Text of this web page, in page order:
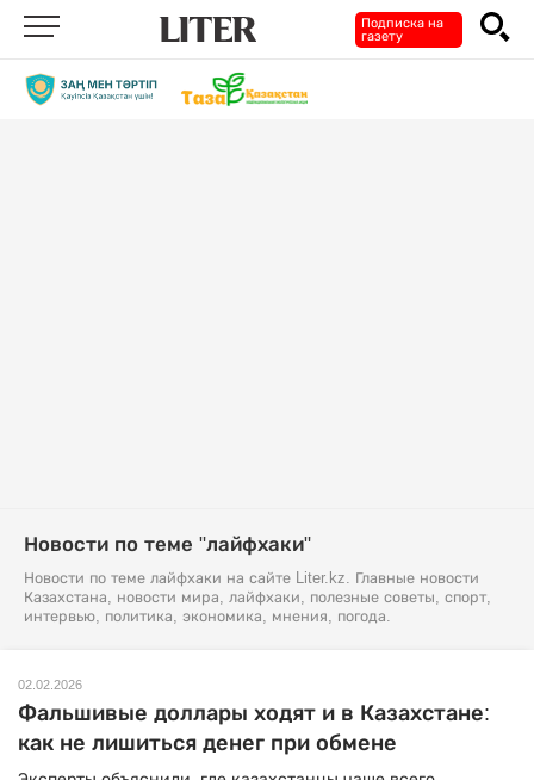
Подписка на
газету
Новости по теме "лайфхаки"
Новости по теме лайфхаки на сайте Liter.kz. Главные новости
Казахстана, новости мира, лайфхаки, полезные советы, спорт,
интервью, политика, экономика, мнения, погода.
02.02.2026
Фальшивые доллары ходят и в Казахстане:
как не лишиться денег при обмене